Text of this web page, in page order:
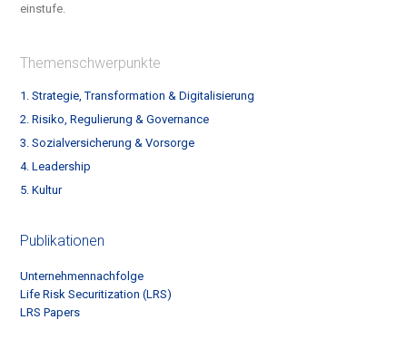
einstufe.
Themenschwerpunkte
1. Strategie, Transformation & Digitalisierung
2. Risiko, Regulierung & Governance
3. Sozialversicherung & Vorsorge
4. Leadership
5. Kultur
Publikationen
Unternehmennachfolge
Life Risk Securitization (LRS)
LRS Papers